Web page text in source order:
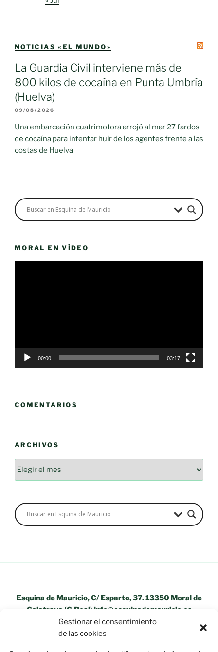
Gestionar el consentimiento
de las cookies
NOTICIAS «EL MUNDO»
La Guardia Civil interviene más de
800 kilos de cocaína en Punta Umbría
(Huelva)
09/08/2026
Una embarcación cuatrimotora arrojó al mar 27 fardos
de cocaína para intentar huir de los agentes frente a las
costas de Huelva
MORAL EN VÍDEO
00:00 03:17
COMENTARIOS
ARCHIVOS
Archivos
Esquina de Mauricio, C/ Esparto, 37. 13350 Moral de
Calatrava (C.Real) info@esquinademauricio.es
«Aviso Legal»